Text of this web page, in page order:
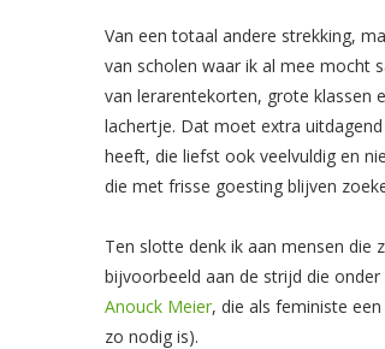
Van een totaal andere strekking,
van scholen waar ik al mee mocht
van lerarentekorten, grote klassen
lachertje. Dat moet extra
heeft, die liefst ook veelvuldig en
die met frisse goesting blijven
Ten slotte denk ik aan mensen die
bijvoorbeeld aan de strijd die
Anouck Meier, die als feministe
zo nodig is).